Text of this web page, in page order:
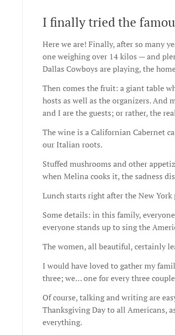
I finally tried the
Here we are! Finally, after so many
one weighing over 14 kilos — and
Dallas Cowboys are playing, the
Then comes the fruit: a giant table
hosts as well as the organizers.
and I are the guests; or rather, the
The wine is a Californian Cabernet
our Italian roots.
Stuffed mushrooms and other
when Melina cooks it, the sadness
Lunch starts right after the New
Some details: in this family,
everyone stands up to sing the
The women, all beautiful, certainly
I would have loved to gather my
three; we… one for every three
Of course, talking and writing are
Thanksgiving Day to all Americans,
everything.